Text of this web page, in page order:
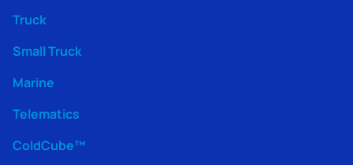
Truck
Small Truck
Marine
Telematics
ColdCube™